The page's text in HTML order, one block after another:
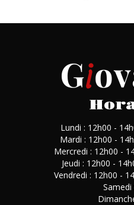
Lundi : 12h00 -
Mardi : 12h00 -
Mercredi : 12h00 -
Jeudi : 12h00 -
Vendredi : 12h00 -
Samedi